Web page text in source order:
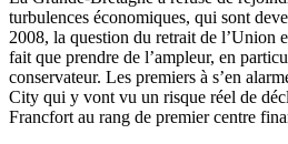
turbulences économiques, qui sont
2008, la question du retrait de l’Union
fait que prendre de l’ampleur, en
conservateur. Les premiers à s’en
City qui y vont vu un risque réel de
Francfort au rang de premier centre